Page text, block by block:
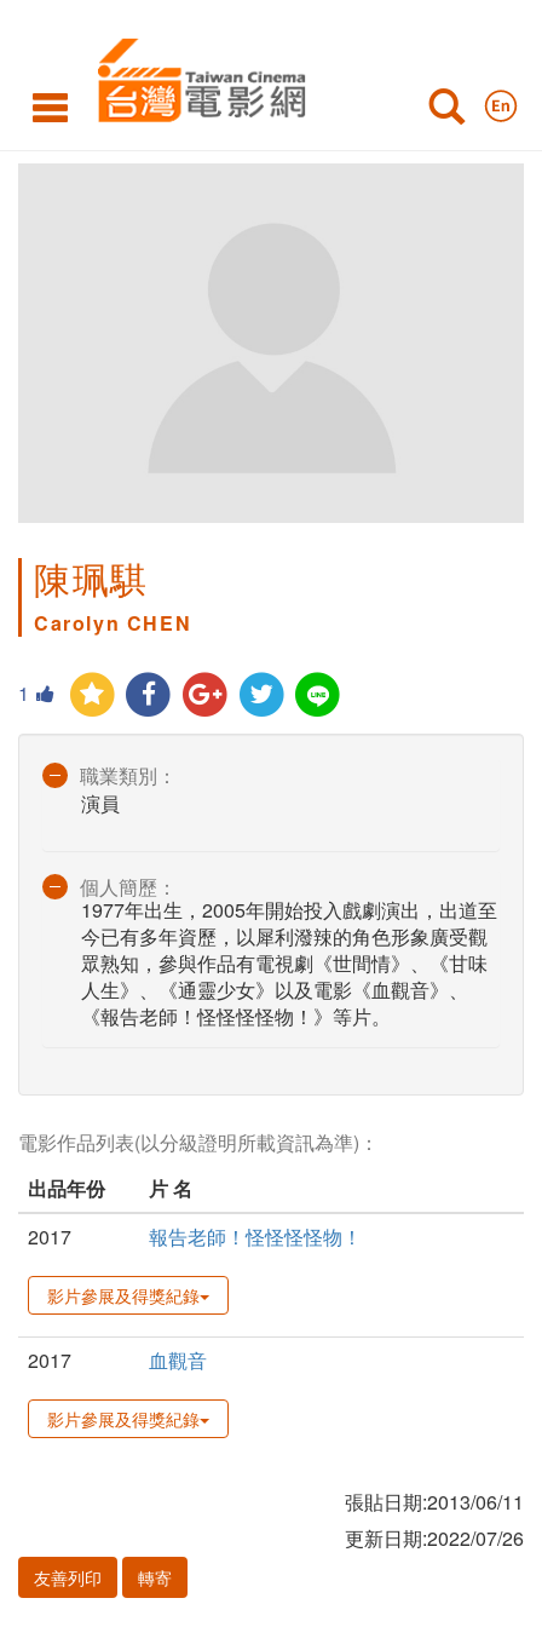
陳珮騏
Carolyn CHEN
1
職業類別：
演員
個人簡歷：
1977年出生，2005年開始投入戲劇演出，出道至
今已有多年資歷，以犀利潑辣的角色形象廣受觀
眾熟知，參與作品有電視劇《世間情》、《甘味
人生》、《通靈少女》以及電影《血觀音》、
《報告老師！怪怪怪怪物！》等片。
電影作品列表(以分級證明所載資訊為準)：
出品年份
片 名
2017
報告老師！怪怪怪怪物！
影片參展及得獎紀錄
2017 血觀音
影片參展及得獎紀錄
張貼日期:2013/06/11
更新日期:2022/07/26
友善列印 轉寄